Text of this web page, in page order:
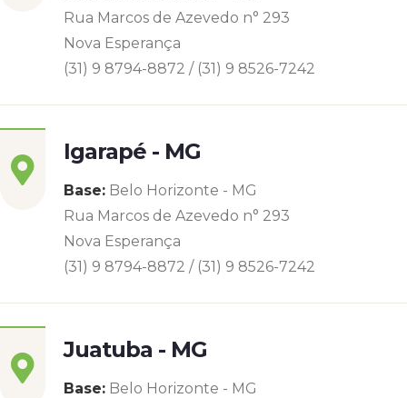
Rua Marcos de Azevedo n° 293
Nova Esperança
(31) 9 8794-8872 / (31) 9 8526-7242
Igarapé - MG
Base: Belo Horizonte - MG
Rua Marcos de Azevedo n° 293
Nova Esperança
(31) 9 8794-8872 / (31) 9 8526-7242
Juatuba - MG
Base: Belo Horizonte - MG